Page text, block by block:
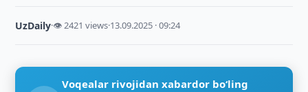
UzDaily·👁 2421 views·13.09.2025 · 09:24
Voqealar rivojidan xabardor bo‘ling